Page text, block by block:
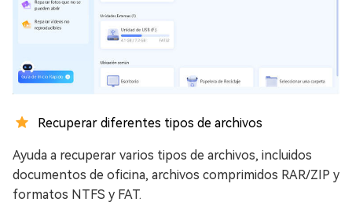
Recuperar diferentes tipos de archivos
Ayuda a recuperar varios tipos de archivos, incluidos
documentos de oficina, archivos comprimidos RAR/ZIP y
formatos NTFS y FAT.